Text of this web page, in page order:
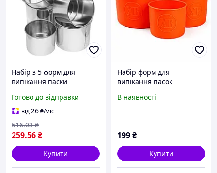
Набір з 5 форм для
випікання паски
роки!
Готово до відправки
від26₴/міс
259.56₴
516.03 ₴
Купити
Набір форм для
випікання пасок
силіконових, червоний
В наявності
199₴
Купити